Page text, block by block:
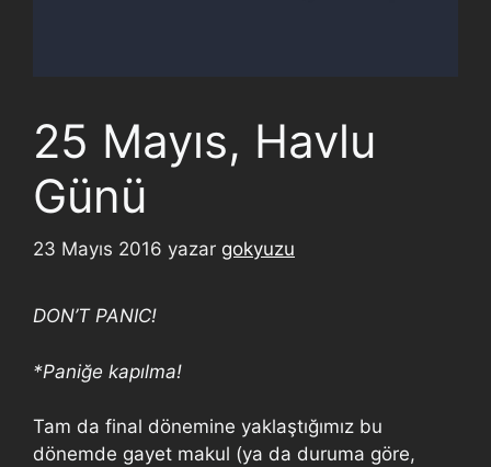
25 Mayıs, Havlu
Günü
23 Mayıs 2016 yazar gokyuzu
DON’T PANIC!
*Paniğe kapılma!
Tam da final dönemine yaklaştığımız bu
dönemde gayet makul (ya da duruma göre,